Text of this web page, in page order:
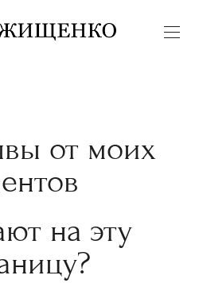
от моих
на эту